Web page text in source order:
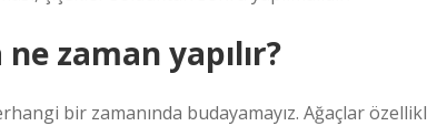
zaman yapılır?
bir zamanında budayamayız. Ağaçlar